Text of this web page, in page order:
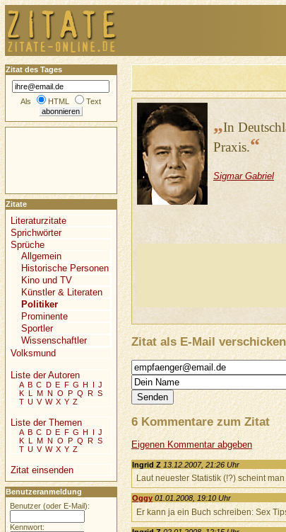
„In
Praxis.“
Sigmar Gabriel
Zitat als E-Mail verschicken
6 Kommentare zum Zitat
Eigenen Kommentar abgeben
Ingrid Z 13.12.2007, 21:26 Uhr
Laut neuester Statistik (!?) scheint
Oggy 01.01.2008, 19:10 Uhr
Er kann ja ein Buch schreiben: Sex
Zitat des Tages
Als HTML Text
Zitate
Literaturzitate
Sprichwörter
Sprüche
Allgemein
Historische Personen
Kino und TV
Künstler & Literaten
Politiker
Prominente
Sportler
Wissenschaftler
Volksmund
Liste der Autoren
A B C D E F G H I J
K L M N O P Q R S
T U V W X Y Z
Liste der Themen
A B C D E F G H I J
K L M N O P Q R S
T U V W X Y Z
Zitat einsenden
Benutzeranmeldung
Benutzer (oder E-Mail):
Kennwort: